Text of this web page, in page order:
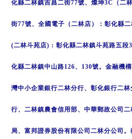
化縣二林鎮吉昌二街77號、燦坤3C（二
街77號、全國電子（二林店）：彰化縣
(二林斗苑店) : 彰化縣二林鎮斗苑路五段
化縣二林鎮中山路126、130號。金融機
灣中小企業銀行二林分行、彰化銀行二
行、二林鎮農會信用部、中華郵政公司
局、富邦證券股份有限公司二林分公司